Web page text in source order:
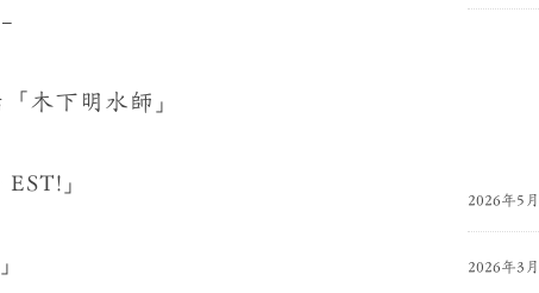
木下明水師」
」
2026年5月
2026年3月